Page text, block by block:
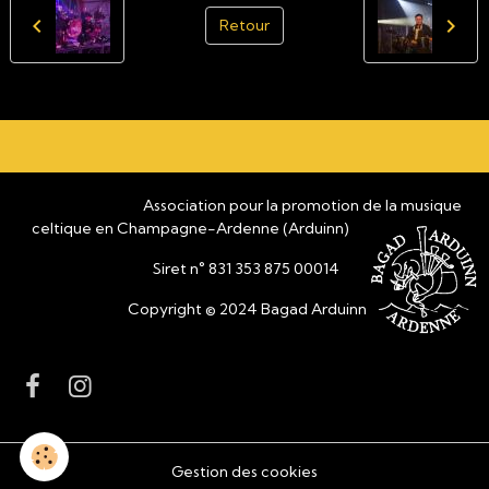
Retour
Association pour la promotion de la musique
celtique en Champagne-Ardenne (Arduinn)
Siret n° 831 353 875 00014
Copyright © 2024 Bagad Arduinn
Gestion des cookies